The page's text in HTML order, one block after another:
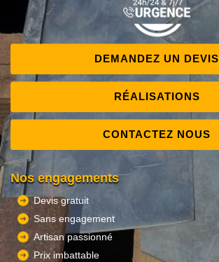
DEMANDEZ UN DEVIS
RÉALISATIONS
CONTACTEZ NOUS
Nos engagements
Devis gratuit
Sans engagement
Artisan passionné
Prix imbattable